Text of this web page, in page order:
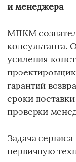
и менеджера
МПКМ
консультанта.
усиления
гарантий
сроки
проверки
Задача
первичную